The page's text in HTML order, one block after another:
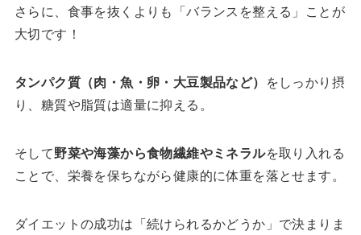
さらに、食事を抜くよりも「バランスを整える」ことが
大切です！
タンパク質（肉・魚・卵・大豆製品など） をしっかり摂
り、糖質や脂質は適量に抑える。
そして野菜や海藻から食物繊維やミネラルを取り入れる
ことで、栄養を保ちながら健康的に体重を落とせます。
ダイエットの成功は「続けられるかどうか」で決まりま